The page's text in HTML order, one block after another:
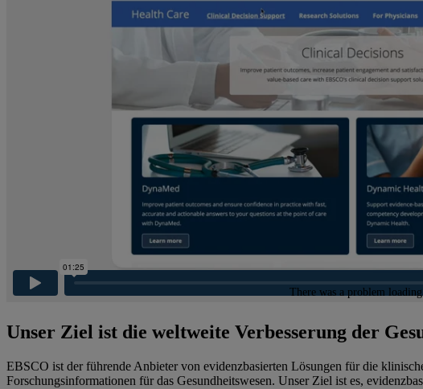
Unser Ziel ist die weltweite Verbesserung der
EBSCO ist der führende Anbieter von evidenzbasierten Lösungen für die
Forschungsinformationen für das Gesundheitswesen. Unser Ziel ist es,